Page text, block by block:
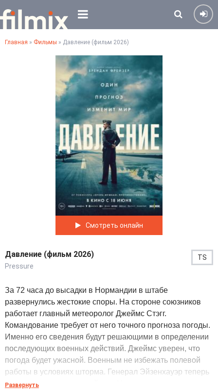
Главная » Фильмы » Давление (фильм 2026)
Смотреть онлайн
Давление (фильм 2026)
Pressure
TS
За 72 часа до высадки в Нормандии в штабе
развернулись жестокие споры. На стороне союзников
работает главный метеоролог Джеймс Стэгг.
Командование требует от него точного прогноза погоды.
Именно его сведения будут решающими в определении
последующих военных действий. Джеймс уверен, что
погода будет ужасной. Военным не избежать полевой
работы в условиях шторма. Генерал Эйзенхауэр теперь
должен сделать ответный шаг. На его плечи возложена
Развернуть